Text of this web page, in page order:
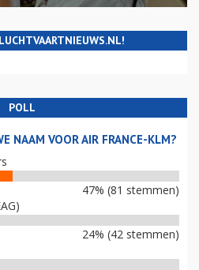
POLL
NAAM VOOR AIR FRANCE-KLM?
47% (81 stemmen)
24% (42 stemmen)